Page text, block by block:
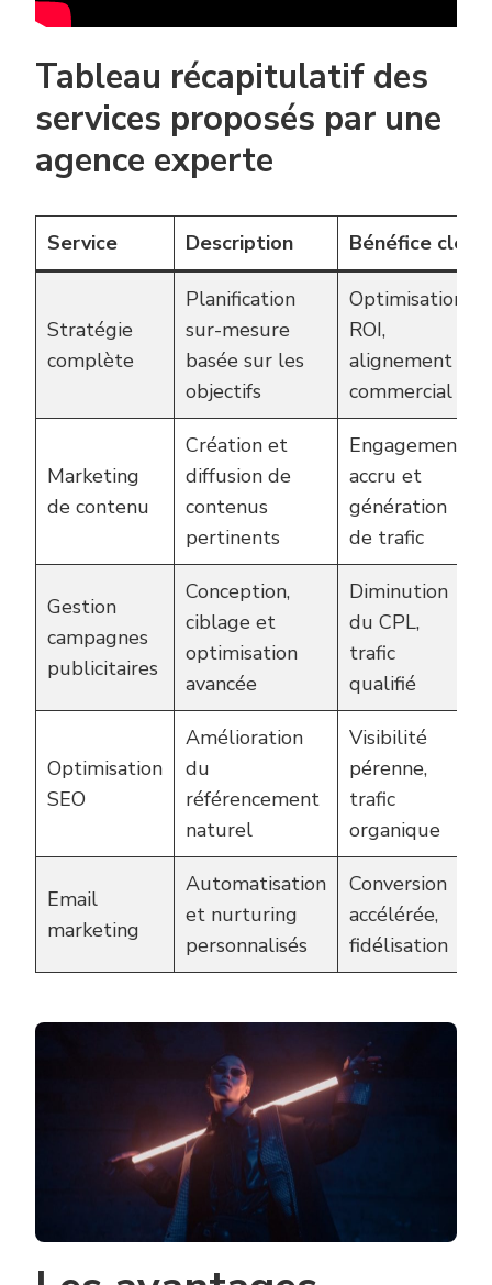
Tableau récapitulatif des
services proposés par une
agence experte
Service Description Bénéfice clé
Stratégie
complète
Planification
sur-mesure
basée sur les
objectifs
Optimisation
ROI,
alignement
commercial
Marketing
de contenu
Création et
diffusion de
contenus
pertinents
Engagement
accru et
génération
de trafic
Gestion
campagnes
publicitaires
Conception,
ciblage et
optimisation
avancée
Diminution
du CPL,
trafic
qualifié
Optimisation
SEO
Amélioration
du
référencement
naturel
Visibilité
pérenne,
trafic
organique
Email
marketing
Automatisation
et nurturing
personnalisés
Conversion
accélérée,
fidélisation